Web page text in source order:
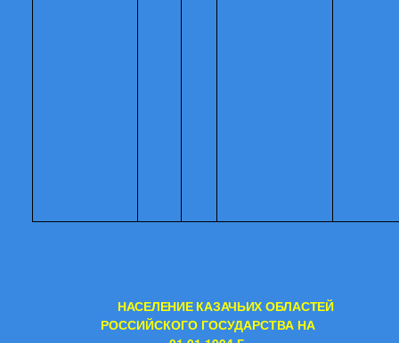
НАСЕЛЕНИЕ КАЗАЧЬИХ ОБЛАСТЕЙ
РОССИЙСКОГО ГОСУДАРСТВА НА